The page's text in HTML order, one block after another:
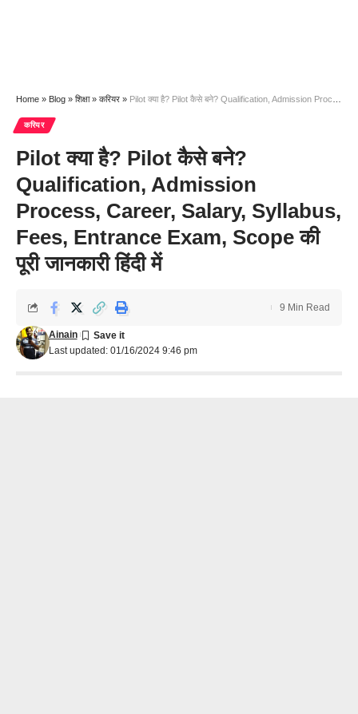
Home » Blog » शिक्षा» करियर » Pilot क्या है? Pilot कैसे बने? Qualification, Admission Process, Career, Salary, Syllabus, Fees, Entrance Exam, Scope की पूरी जानकारी हिंदी में
करियर
Pilot क्या है? Pilot कैसे बने?
Qualification, Admission
Process, Career, Salary, Syllabus,
Fees, Entrance Exam, Scope की
पूरी जानकारी हिंदी में
Last updated: 01/16/2024 9:46 pm
Ainain
9 Min Read